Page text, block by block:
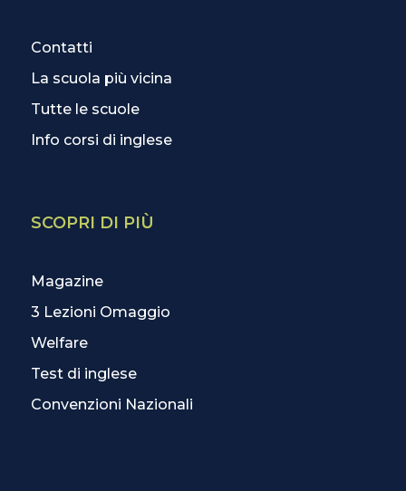
Contatti
La scuola più vicina
Tutte le scuole
Info corsi di inglese
SCOPRI DI PIÙ
Magazine
3 Lezioni Omaggio
Welfare
Test di inglese
Convenzioni Nazionali